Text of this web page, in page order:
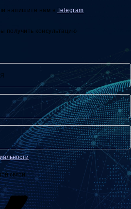
напишите нам в Telegram.
получить консультацию
связи